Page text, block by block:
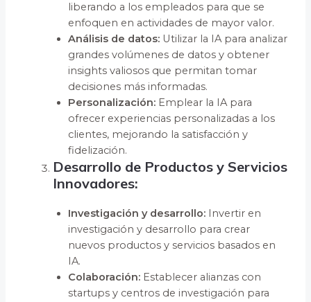
liberando a los empleados para que se
enfoquen en actividades de mayor valor.
Análisis de datos: Utilizar la IA para analizar
grandes volúmenes de datos y obtener
insights valiosos que permitan tomar
decisiones más informadas.
Personalización: Emplear la IA para
ofrecer experiencias personalizadas a los
clientes, mejorando la satisfacción y
fidelización.
Desarrollo de Productos y Servicios
Innovadores:
Investigación y desarrollo: Invertir en
investigación y desarrollo para crear
nuevos productos y servicios basados en
IA.
Colaboración: Establecer alianzas con
startups y centros de investigación para